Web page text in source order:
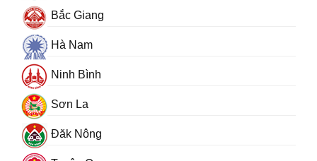
Bắc Giang
Hà Nam
Ninh Bình
Sơn La
Đăk Nông